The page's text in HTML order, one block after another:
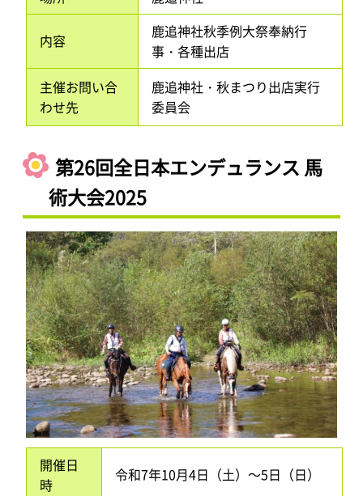
内容
鹿追神社秋季例大祭奉納行
事・各種出店
主催お問い合
わせ先
鹿追神社・秋まつり出店実行
委員会
第26回全日本エンデュランス 馬
術大会2025
開催日
時
令和7年10月4日（土）～5日（日）